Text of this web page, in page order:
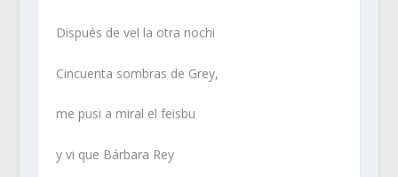
Dispués de vel la otra nochi
Cincuenta sombras de Grey,
me pusi a miral el feisbu
y vi que Bárbara Rey